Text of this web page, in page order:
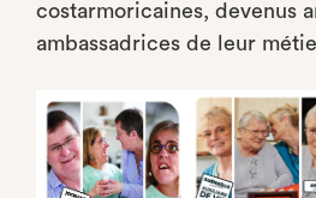
costarmoricaines, devenus
ambassadrices de leur